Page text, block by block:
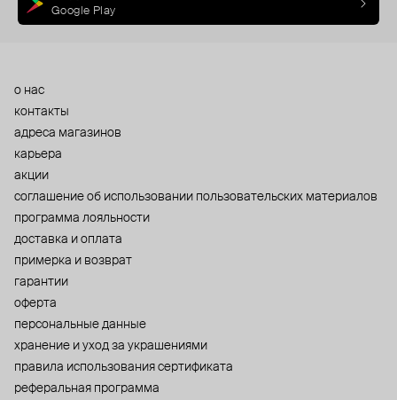
Google Play
о нас
контакты
адреса магазинов
карьера
акции
cоглашение об использовании пользовательских материалов
программа лояльности
доставка и оплата
примерка и возврат
гарантии
оферта
персональные данные
хранение и уход за украшениями
правила использования сертификата
реферальная программа